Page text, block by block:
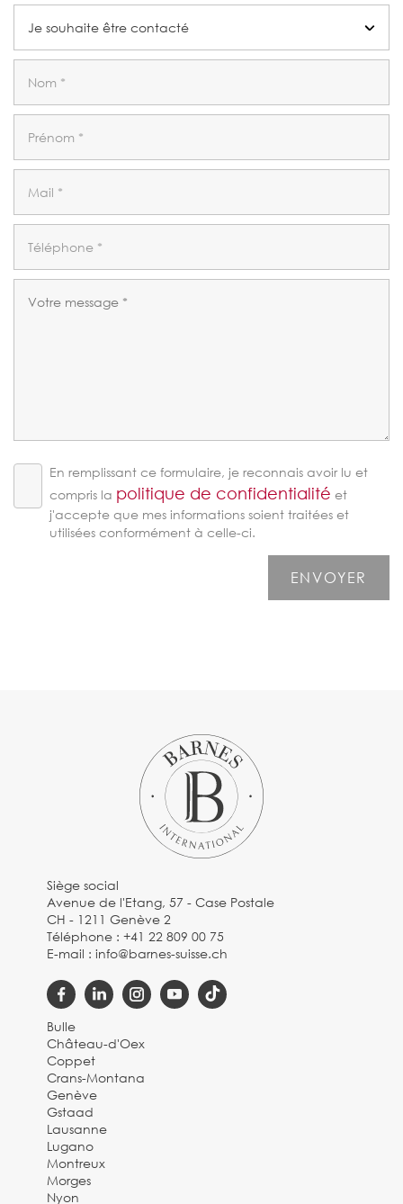
En remplissant ce formulaire, je reconnais avoir lu et
compris la politique de confidentialité et
j'accepte que mes informations soient traitées et
utilisées conformément à celle-ci.
Siège social
Avenue de l'Etang, 57 - Case Postale
CH - 1211 Genève 2
Téléphone :+41 22 809 00 75
E-mail :info@barnes-suisse.ch
Bulle
Château-d'Oex
Coppet
Crans-Montana
Genève
Gstaad
Lausanne
Lugano
Montreux
Morges
Nyon